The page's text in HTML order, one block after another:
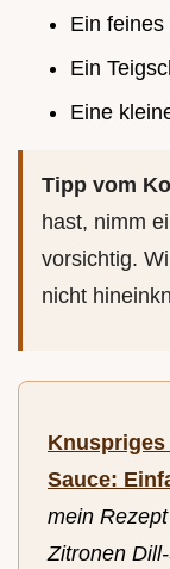
Ein
Ein
Eine
Tipp vom
hast, nimm
vorsichtig.
nicht
Sauce:
mein
Zitronen